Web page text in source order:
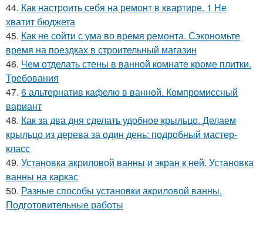
44. Как настроить себя на ремонт в квартире. 1 Не
хватит бюджета
45. Как не сойти с ума во время ремонта. Сэкономьте
время на поездках в строительный магазин
46. Чем отделать стены в ванной комнате кроме плитки.
Требования
47. 6 альтернатив кафелю в ванной. Компромиссный
вариант
48. Как за два дня сделать удобное крыльцо. Делаем
крыльцо из дерева за один день: подробный мастер-
класс
49. Установка акриловой ванны и экран к ней. Установка
ванны на каркас
50. Разные способы установки акриловой ванны.
Подготовительные работы